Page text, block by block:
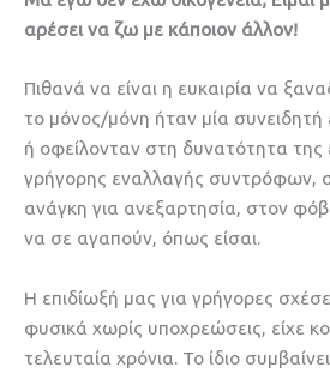
αρέσει να ζω με κάποιον άλλον!
Πιθανά να είναι η ευκαιρία να
το μόνος/μόνη ήταν μία συνειδητή
ή οφείλονταν στη δυνατότητα της
γρήγορης εναλλαγής συντρόφων,
ανάγκη για ανεξαρτησία, στον
να σε αγαπούν, όπως είσαι.
Η επιδίωξή μας για γρήγορες
φυσικά χωρίς υποχρεώσεις, είχε
τελευταία χρόνια. Το ίδιο